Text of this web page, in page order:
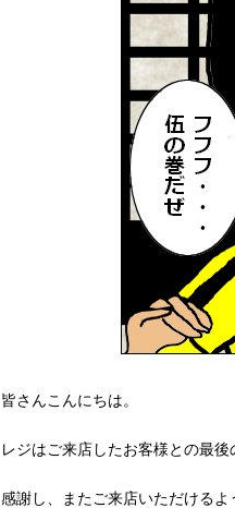
皆さんこんにちは。
レジはご来店したお客様との最後
感謝し、またご来店いただけるよ